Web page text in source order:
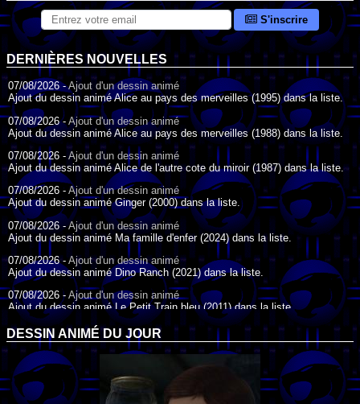
S'inscrire
DERNIÈRES NOUVELLES
07/08/2026 -Ajout d'un dessin animé
Ajout du dessin animé Alice au pays des merveilles (1995) dans la liste.
07/08/2026 - Ajout d'un dessin animé
Ajout du dessin animé Alice au pays des merveilles (1988) dans la liste.
07/08/2026 - Ajout d'un dessin animé
Ajout du dessin animé Alice de l'autre cote du miroir (1987) dans la liste.
07/08/2026 - Ajout d'un dessin animé
Ajout du dessin animé Ginger (2000) dans la liste.
07/08/2026 -Ajout d'un dessin animé
Ajout du dessin animé Ma famille d'enfer (2024) dans la liste.
07/08/2026 -Ajout d'un dessin animé
Ajout du dessin animé Dino Ranch (2021) dans la liste.
07/08/2026 - Ajout d'un dessin animé
Ajout du dessin animé Le Petit Train bleu (2011) dans la liste.
07/08/2026 -Ajout d'un dessin animé
Ajout du dessin animé Agent Spécial Oso (2009) dans la liste.
17/07/2026 -Ajout d'un dessin animé
Ajout du dessin animé Peter Pan (1988) dans la liste.
17/07/2026 -Ajout d'un dessin animé
DESSIN ANIMÉ DU JOUR